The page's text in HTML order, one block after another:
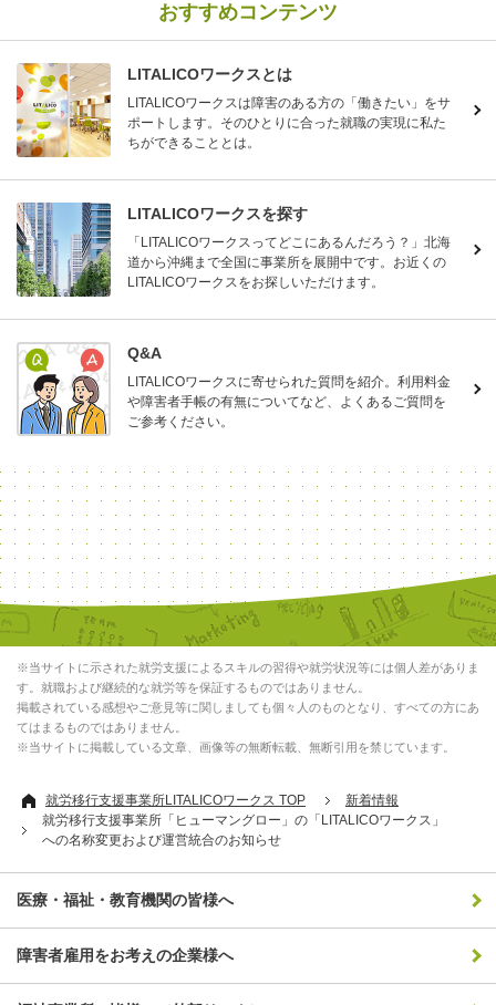
おすすめコンテンツ
LITALICOワークスとは
LITALICOワークスは障害のある方の「働きたい」をサ
ポートします。そのひとりに合った就職の実現に私た
ちができることとは。
LITALICOワークスを探す
「LITALICOワークスってどこにあるんだろう？」北海
道から沖縄まで全国に事業所を展開中です。お近くの
LITALICOワークスをお探しいただけます。
Q&A
LITALICOワークスに寄せられた質問を紹介。利用料金
や障害者手帳の有無についてなど、よくあるご質問を
ご参考ください。
※当サイトに示された就労支援によるスキルの習得や就労状況等には個人差がありま
す。就職および継続的な就労等を保証するものではありません。
掲載されている感想やご意見等に関しましても個々人のものとなり、すべての方にあ
てはまるものではありません。
※当サイトに掲載している文章、画像等の無断転載、無断引用を禁じています。
就労移行支援事業所LITALICOワークス TOP
新着情報
就労移行支援事業所「ヒューマングロー」の「LITALICOワークス」
への名称変更および運営統合のお知らせ
医療・福祉・教育機関の皆様へ
障害者雇用をお考えの企業様へ